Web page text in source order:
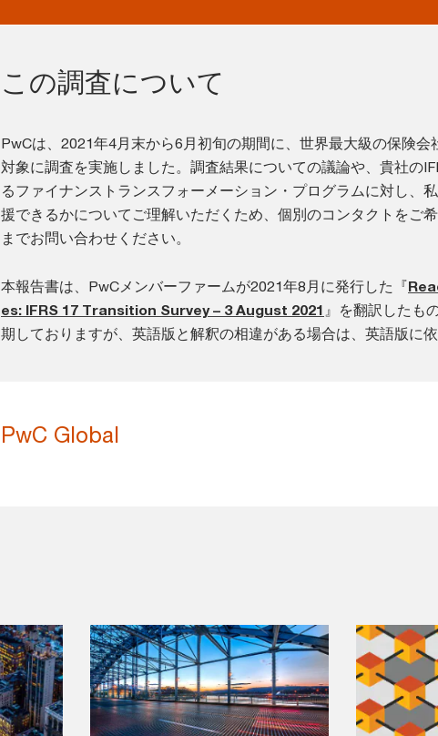
この調査について
PwCは、2021年4月末から6月初旬の期間に、世界最大級の保険会
対象に調査を実施しました。調査結果についての議論や、貴社の
るファイナンストランスフォーメーション・プログラムに対し、
援できるかについてご理解いただくため、個別のコンタクトをご
までお問い合わせください。
本報告書は、PwCメンバーファームが2021年8月に発行した『
es: IFRS 17 Transition Survey – 3 August 2021 』を翻訳したも
期しておりますが、英語版と解釈の相違がある場合は、英語版に依
PwC Global